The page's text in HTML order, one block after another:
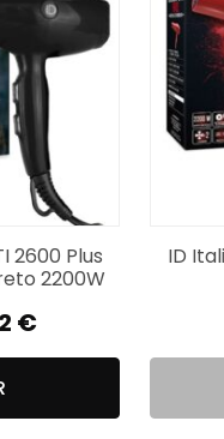
2600 Plus
2200W
€
ID